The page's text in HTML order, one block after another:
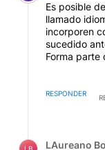
Es posible
llamado
incorporen
sucedido
Forma parte
que no
escuelas,
política ya
como parte
lugar de
RESPONDER
LAureano